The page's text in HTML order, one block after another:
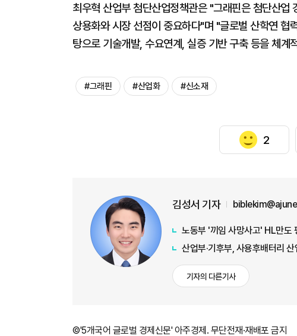
최우혁 산업부 첨단산업정책관은 "그래핀은 첨단산업
상용화와 시장 선점이 중요하다"며 "글로벌 산학연 협
탕으로 기술개발, 수요연계, 실증 기반 구축 등을 체계
#그래핀 #산업화 #신소재
2
김성서 기자
노동부 '끼임 사망사고' HL만도
산업부·기후부, 사용후배터리
기자의 다른기사
©'5개국어 글로벌 경제신문' 아주경제. 무단전재·재배포 금지